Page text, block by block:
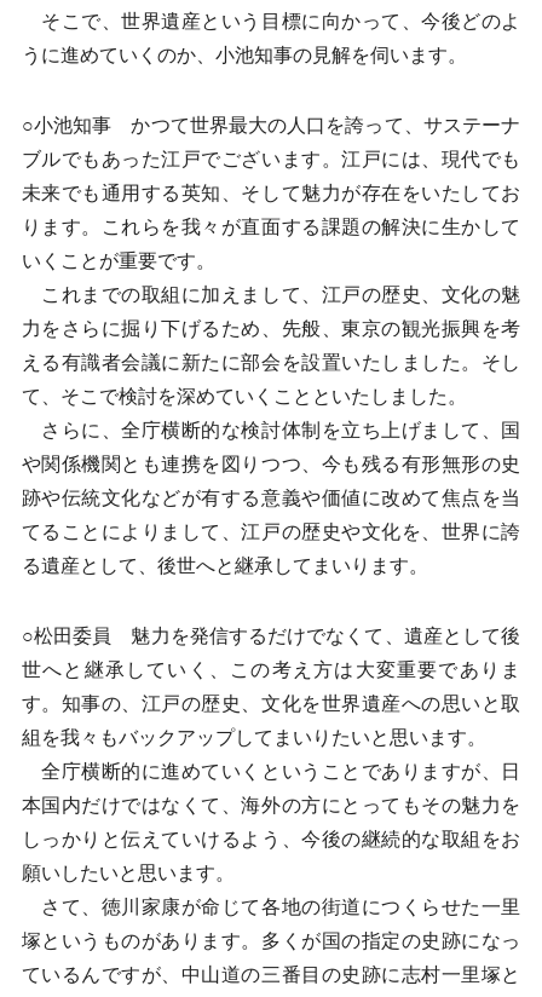
そこで、世界遺産という目標に向かって、今後どのよ
うに進めていくのか、小池知事の見解を伺います。
○小池知事 かつて世界最大の人口を誇って、サステーナ
ブルでもあった江戸でございます。江戸には、現代でも
未来でも通用する英知、そして魅力が存在をいたしてお
ります。これらを我々が直面する課題の解決に生かして
いくことが重要です。
これまでの取組に加えまして、江戸の歴史、文化の魅
力をさらに掘り下げるため、先般、東京の観光振興を考
える有識者会議に新たに部会を設置いたしました。そし
て、そこで検討を深めていくことといたしました。
さらに、全庁横断的な検討体制を立ち上げまして、国
や関係機関とも連携を図りつつ、今も残る有形無形の史
跡や伝統文化などが有する意義や価値に改めて焦点を当
てることによりまして、江戸の歴史や文化を、世界に誇
る遺産として、後世へと継承してまいります。
○松田委員 魅力を発信するだけでなくて、遺産として後
世へと継承していく、この考え方は大変重要でありま
す。知事の、江戸の歴史、文化を世界遺産への思いと取
組を我々もバックアップしてまいりたいと思います。
全庁横断的に進めていくということでありますが、日
本国内だけではなくて、海外の方にとってもその魅力を
しっかりと伝えていけるよう、今後の継続的な取組をお
願いしたいと思います。
さて、徳川家康が命じて各地の街道につくらせた一里
塚というものがあります。多くが国の指定の史跡になっ
ているんですが、中山道の三番目の史跡に志村一里塚と